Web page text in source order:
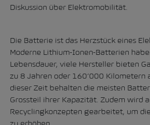
Diskussion über Elektromobilität.
Die Batterie ist das Herzstück eines
Moderne Lithium-Ionen-Batterien
Lebensdauer, viele Hersteller bieten
zu 8 Jahren oder 160’000 Kilometern
dieser Zeit behalten die meisten
Grossteil ihrer Kapazität. Zudem wird
Recyclingkonzepten gearbeitet, um
zu erhöhen.